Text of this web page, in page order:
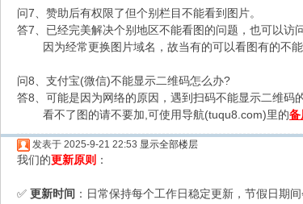
问7、赞助后有权限了但个别栏目不能看到图片。
答7、已经完美解决个别地区不能看图的问题，也可以访
因为经常更换图片域名，故当有的可以看图有的不能
问8、支付宝(微信)不能显示二维码怎么办?
答8、可能是因为网络的原因，遇到扫码不能显示二维码
看不了图的请不要加,可使用导航(tuqu8.com)里的备
发表于 2025-9-21 22:53 显示全部楼层
我们的更新原则 ：
✅ 更新时间 ：日常保持每个工作日稳定更新，节假日期